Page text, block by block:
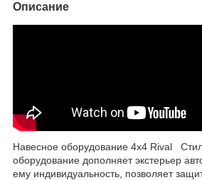
Описание
Навесное оборудование 4x4 Rival
оборудование дополняет экстерьер
ему индивидуальность, позволяет